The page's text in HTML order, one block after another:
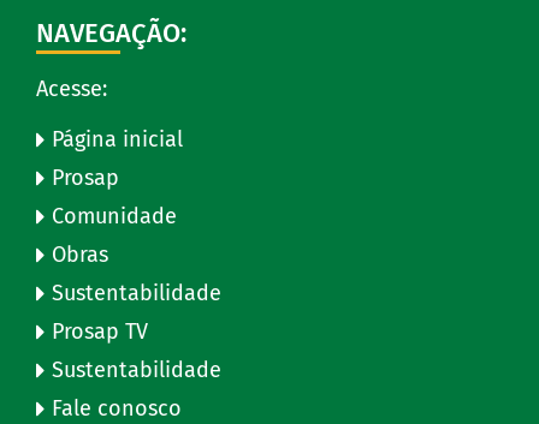
NAVEGAÇÃO:
Acesse:
Página inicial
Prosap
Comunidade
Obras
Sustentabilidade
Prosap TV
Sustentabilidade
Fale conosco